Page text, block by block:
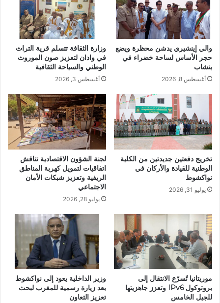
والي إينشيري يدشن محظرة ويضع
حجر الأساس لساحة خضراء في
بنشاب
أغسطس 8, 2026
وزارة الثقافة تتسلم قرية التراث
في وادان لتعزيز صون الموروث
الوطني والسياحة الثقافية
أغسطس 3, 2026
تخريج دفعتين جديدتين من الكلية
الوطنية للقيادة والأركان في
نواكشوط
يوليو 31, 2026
لجنة الشؤون الاقتصادية تناقش
اتفاقيات لتمويل كهربة المناطق
الريفية وتعزيز شبكات الأمان
الاجتماعي
يوليو 28, 2026
موريتانيا تُسرّع الانتقال إلى
بروتوكول IPv6 وتعزز جاهزيتها
للجيل الخامس
وزير الداخلية يعود إلى نواكشوط
بعد زيارة رسمية للمغرب لبحث
تعزيز التعاون